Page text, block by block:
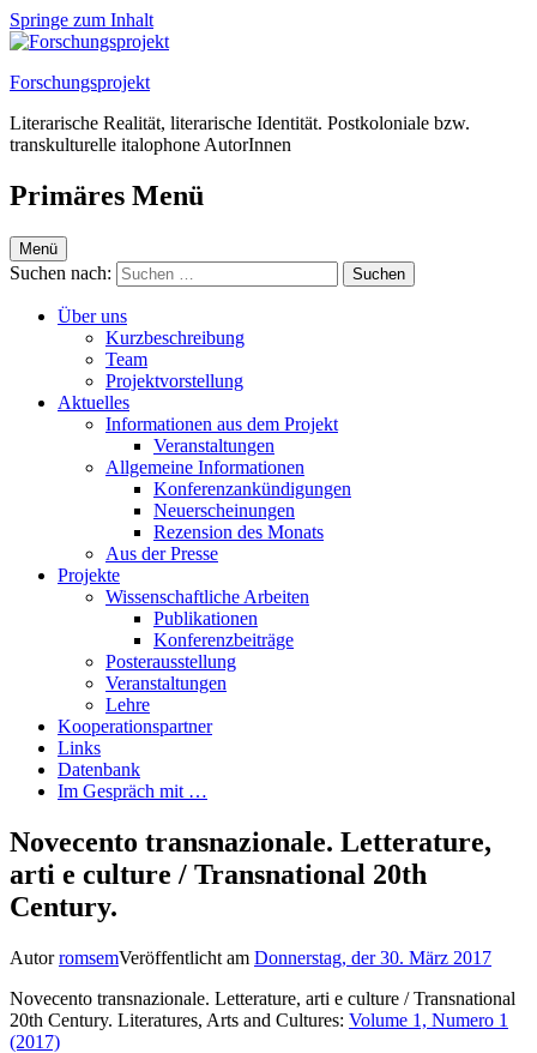
Springe zum Inhalt
Forschungsprojekt
Literarische Realität, literarische Identität. Postkoloniale bzw.
transkulturelle italophone AutorInnen
Primäres Menü
Menü
Suchen nach:
Über uns
Kurzbeschreibung
Team
Projektvorstellung
Aktuelles
Informationen aus dem Projekt
Veranstaltungen
Allgemeine Informationen
Konferenzankündigungen
Neuerscheinungen
Rezension des Monats
Aus der Presse
Projekte
Wissenschaftliche Arbeiten
Publikationen
Konferenzbeiträge
Posterausstellung
Veranstaltungen
Lehre
Kooperationspartner
Links
Datenbank
Im Gespräch mit …
Novecento transnazionale. Letterature,
arti e culture / Transnational 20th
Century.
AutorromsemVeröffentlicht am Donnerstag, der 30. März 2017
Novecento transnazionale. Letterature, arti e culture / Transnational
20th Century. Literatures, Arts and Cultures: Volume 1, Numero 1
(2017)